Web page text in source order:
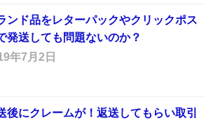
ンド品をレターパックやクリックポス
発送しても問題ないのか？
年7月2日
後にクレームが！返送してもらい取引